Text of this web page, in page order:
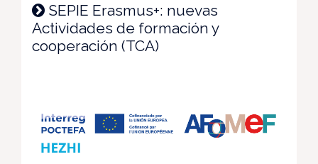
SEPIE Erasmus+: nuevas
Actividades de formación y
cooperación (TCA)